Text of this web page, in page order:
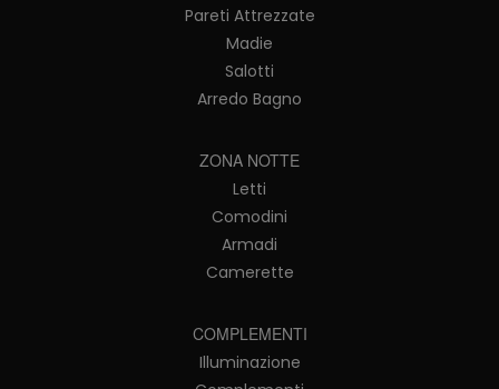
Pareti Attrezzate
Madie
Salotti
Arredo Bagno
ZONA NOTTE
Letti
Comodini
Armadi
Camerette
COMPLEMENTI
Illuminazione